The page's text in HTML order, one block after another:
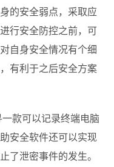
的安全弱点，采取应
行安全防控之前，可
自身安全情况有个细
有利于之后安全方案
款可以记录终端电脑
安全软件还可以实现
了泄密事件的发生。